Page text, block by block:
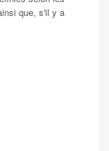
que, s'il y a